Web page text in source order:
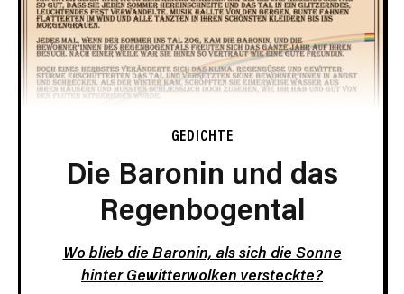
GEDICHTE
Die Baronin und das
Regenbogental
Wo blieb die Baronin, als sich die Sonne
hinter Gewitterwolken versteckte?